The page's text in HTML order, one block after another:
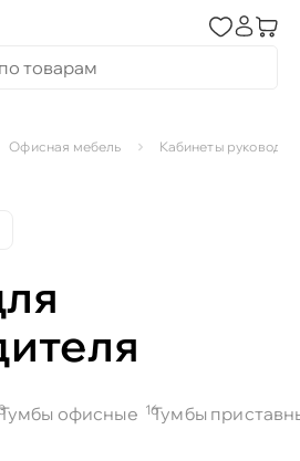
Офисная мебель Кабинеты
офисные 16Тумбы